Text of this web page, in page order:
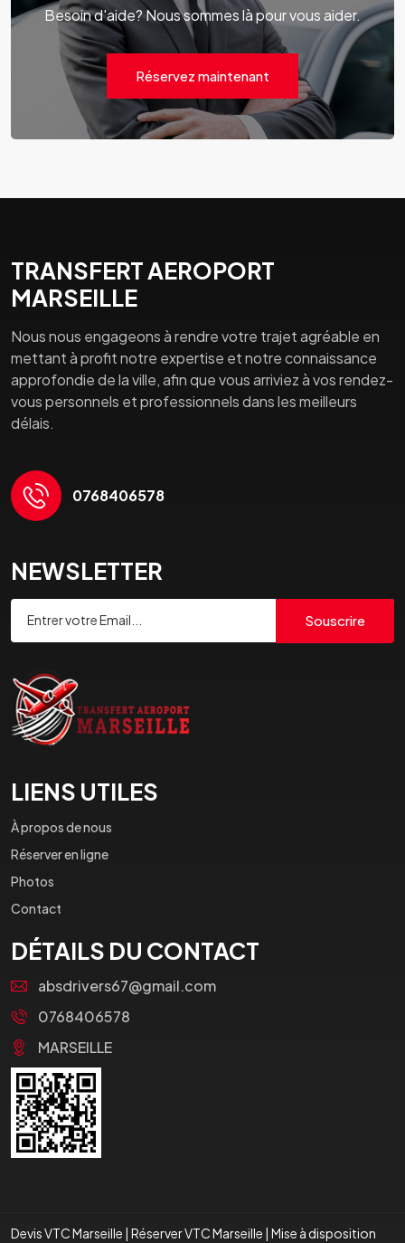
Besoin d'aide? Nous sommes là pour vous aider.
Réservez maintenant
TRANSFERT AEROPORT
MARSEILLE
Nous nous engageons à rendre votre trajet agréable en
mettant à profit notre expertise et notre connaissance
approfondie de la ville, afin que vous arriviez à vos rendez-
vous personnels et professionnels dans les meilleurs
délais.
0768406578
NEWSLETTER
Souscrire
LIENS UTILES
À propos de nous
Réserver en ligne
Photos
Contact
DÉTAILS DU CONTACT
absdrivers67@gmail.com
0768406578
MARSEILLE
Devis VTC Marseille | Réserver VTC Marseille | Mise à disposition